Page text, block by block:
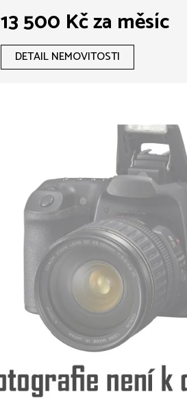
13 500 Kč za měsíc
DETAIL NEMOVITOSTI